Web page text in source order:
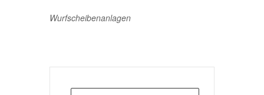
Wurfscheibenanlagen